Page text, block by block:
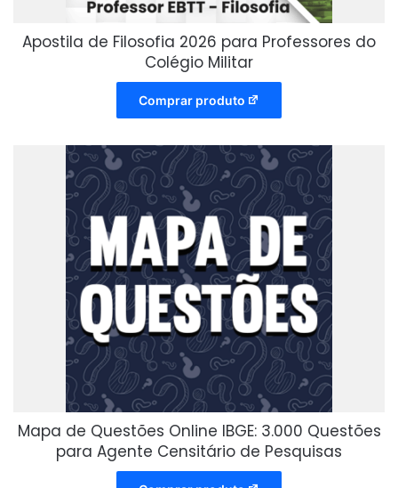
Apostila de Filosofia 2026 para Professores do
Colégio Militar
Comprar produto
Mapa de Questões Online IBGE: 3.000 Questões
para Agente Censitário de Pesquisas